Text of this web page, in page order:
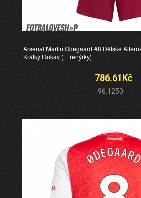
Arsenal Martin Odegaard #8 Dětské
Krátký Rukáv (+ trenýrky)
786.61Kč
96.1250